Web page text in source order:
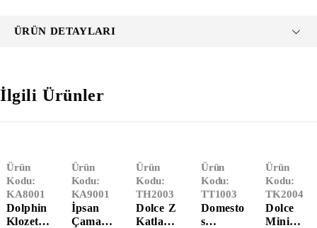
ÜRÜN DETAYLARI
İlgili Ürünler
Ürün
Kodu:
KA8001
Dolphin
Klozet
Ürün
Kodu:
KA9001
İpsan
Çamaşır
Ürün
Kodu:
TH2003
Dolce Z
Katlama
Ürün
Kodu:
TT1003
Domesto
S
Ürün
Kodu:
TK2004
Dolce
Mini